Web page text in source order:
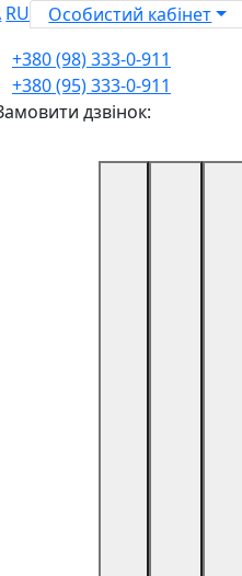
RU
Особистий кабінет
+380 (98) 333-0-911
+380 (95) 333-0-911
дзвінок: